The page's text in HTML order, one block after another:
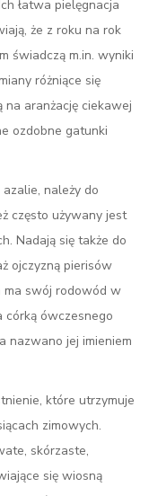
łatwa pielęgnacja
że z roku na rok
świadczą m.in. wyniki
różniące się
aranżację ciekawej
ozdobne gatunki
należy do
często używany jest
Nadają się także do
ojczyzną pierisów
ma swój rodowód w
córką ówczesnego
nazwano jej imieniem
które utrzymuje
zimowych.
skórzaste,
się wiosną